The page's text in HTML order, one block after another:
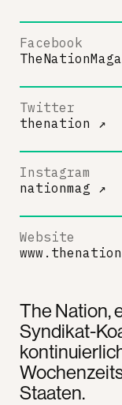
The Nation,
Syndikat-
Staaten.
Facebook
Twitter
thenation ↗
Instagram
nationmag ↗
Website